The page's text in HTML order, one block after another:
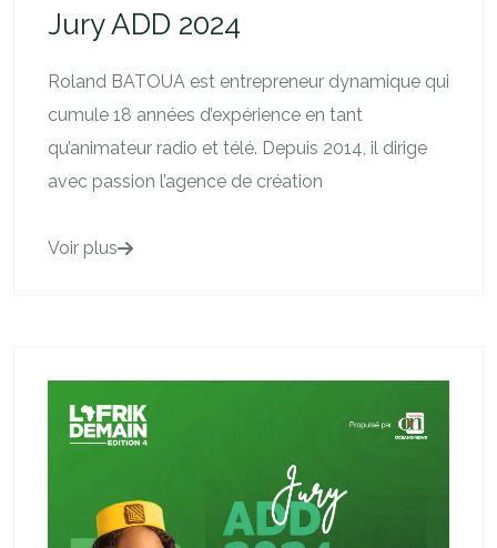
Jury ADD 2024
Roland BATOUA est entrepreneur dynamique qui
cumule 18 années d’expérience en tant
qu’animateur radio et télé. Depuis 2014, il dirige
avec passion l’agence de création
Voir plus